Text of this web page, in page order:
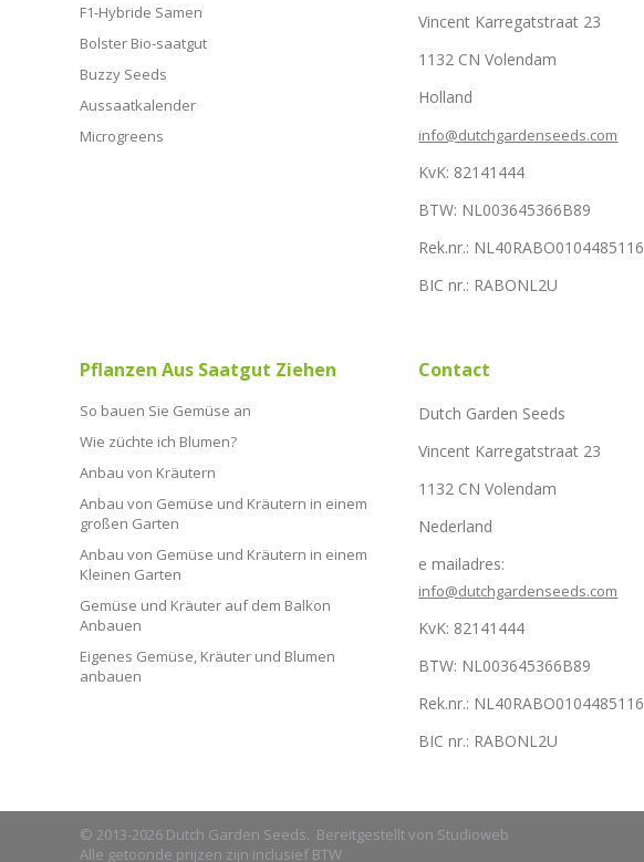
F1-Hybride Samen
Bolster Bio-saatgut
Buzzy Seeds
Aussaatkalender
Microgreens
Vincent Karregatstraat 23
1132 CN Volendam
Holland
info@dutchgardenseeds.com
KvK: 82141444
BTW: NL003645366B89
Rek.nr.: NL40RABO0104485116
BIC nr.: RABONL2U
Pflanzen Aus Saatgut Ziehen
So bauen Sie Gemüse an
Wie züchte ich Blumen?
Anbau von Kräutern
Anbau von Gemüse und Kräutern in einem
großen Garten
Anbau von Gemüse und Kräutern in einem
Kleinen Garten
Gemüse und Kräuter auf dem Balkon
Anbauen
Eigenes Gemüse, Kräuter und Blumen
anbauen
Contact
Dutch Garden Seeds
Vincent Karregatstraat 23
1132 CN Volendam
Nederland
e mailadres:
info@dutchgardenseeds.com
KvK: 82141444
BTW: NL003645366B89
Rek.nr.: NL40RABO0104485116
BIC nr.: RABONL2U
© 2013-2026 Dutch Garden Seeds. Bereitgestellt von Studioweb
Alle getoonde prijzen zijn inclusief BTW